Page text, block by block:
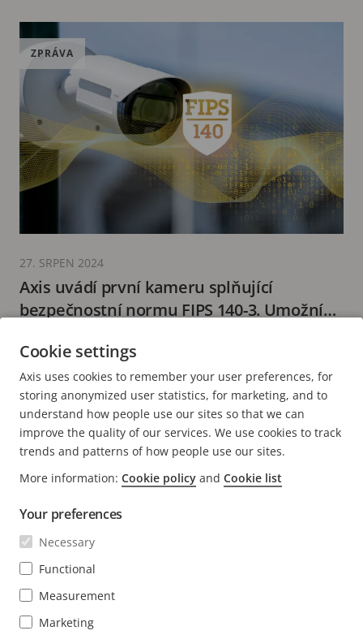
Axis uvádí první kameru splňující
bezpečnostní normu FIPS 140-3. Umožní
ZPRÁVA
27. SRPEN 2024
DALŠÍ INFORMACE
FOOTER
KONTAKT
Kontaktujte nás
Centrum orientované na zkušenosti
NOVINKY A PŘÍBĚHY
Příběhy zákazníků
Life at Axis
Engineering at Axis
PŘIHLÁSIT ODBĚR
Přihlásit se k odběru newsletteru
Přihlásit se k odběru bezpečnostních upozornění Axis
Cookie settings
Axis uses cookies to remember your user preferences, for
storing anonymized user statistics, for marketing, and to
understand how people use our sites so that we can
improve the quality of our services. We use cookies to track
trends and patterns of how people use our sites.
More information: Cookie policy and Cookie list
Your preferences
Necessary
Functional
Measurement
Marketing